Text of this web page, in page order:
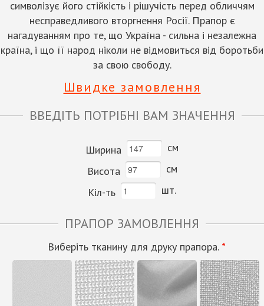
символізує його стійкість і рішучість перед обличчям
несправедливого вторгнення Росії. Прапор є
нагадуванням про те, що Україна - сильна і незалежна
країна, і що її народ ніколи не відмовиться від боротьби
за свою свободу.
Швидке замовлення
ВВЕДІТЬ ПОТРІБНІ ВАМ ЗНАЧЕННЯ
Ширина
см
Висота
см
Кіл-ть
шт.
ПРАПОР ЗАМОВЛЕННЯ
Виберіть тканину для друку прапора. *